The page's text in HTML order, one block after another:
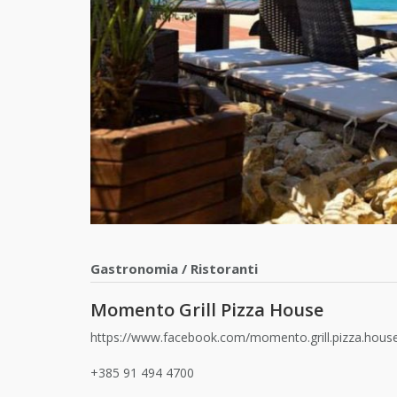
Gastronomia / Ristoranti
Momento Grill Pizza House
https://www.facebook.com/
+385 91 494 4700